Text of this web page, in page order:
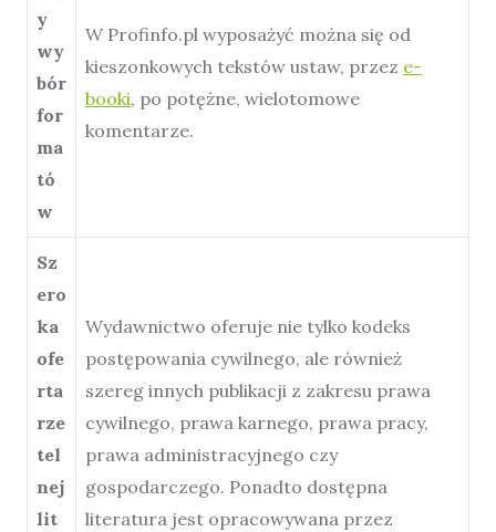
y
wy
bór
for
ma
tó
w
W Profinfo.pl wyposażyć można się od
kieszonkowych tekstów ustaw, przez e-
booki, po potężne, wielotomowe
komentarze.
Sz
ero
ka
ofe
rta
rze
tel
nej
lit
Wydawnictwo oferuje nie tylko kodeks
postępowania cywilnego, ale również
szereg innych publikacji z zakresu prawa
cywilnego, prawa karnego, prawa pracy,
prawa administracyjnego czy
gospodarczego. Ponadto dostępna
literatura jest opracowywana przez